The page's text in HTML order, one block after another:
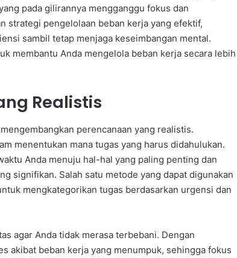
pada gilirannya mengganggu fokus dan
strategi pengelolaan beban kerja yang efektif,
sambil tetap menjaga keseimbangan mental.
membantu Anda mengelola beban kerja secara lebih
Realistis
perencanaan yang realistis.
menentukan mana tugas yang harus didahulukan.
Anda menuju hal-hal yang paling penting dan
signifikan. Salah satu metode yang dapat digunakan
mengkategorikan tugas berdasarkan urgensi dan
agar Anda tidak merasa terbebani. Dengan
akibat beban kerja yang menumpuk, sehingga fokus